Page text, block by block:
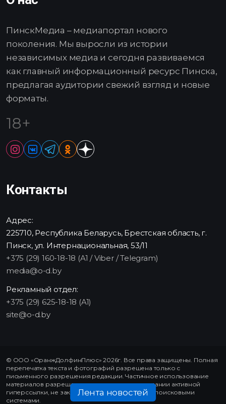
ПинскМедиа – медиапортал нового
поколения. Мы выросли из истории
независимых медиа и сегодня развиваемся
как главный информационный ресурс Пинска,
предлагая аудитории свежий взгляд и новые
форматы.
18+
Контакты
Адрес:
225710, Республика Беларусь, Брестская область, г.
Пинск, ул. Интернациональная, 53/11
+375 (29) 160-18-18 (A1 / Viber / Telegram)
media@o-d.by
Рекламный отдел:
+375 (29) 625-18-18 (A1)
site@o-d.by
© ООО «ОранжДолфинПлюс» 2026г. Все права защищены. Полная
перепечатка текста и фотографий разрешена только с
письменного разрешения редакции. Частичное использование
материалов разрешено только при использовании активной
гиперссылки, не закрытой от индексирования поисковыми
системами.
Лента новостей